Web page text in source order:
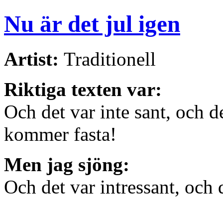
Nu är det jul igen
Artist: Traditionell
Riktiga texten var:
Och det var inte sant, och
kommer fasta!
Men jag sjöng:
Och det var intressant,